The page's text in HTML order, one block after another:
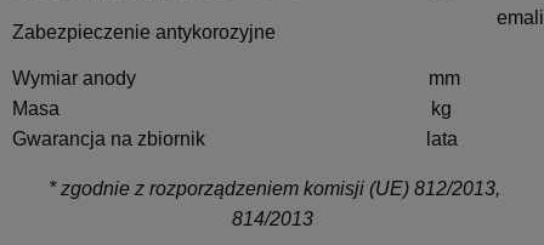
Zabezpieczenie antykorozyjne
Wymiar anody
mm
Masa
kg
Gwarancja na zbiornik
lata
* zgodnie z rozporządzeniem komisji (UE) 812/2013,
814/2013